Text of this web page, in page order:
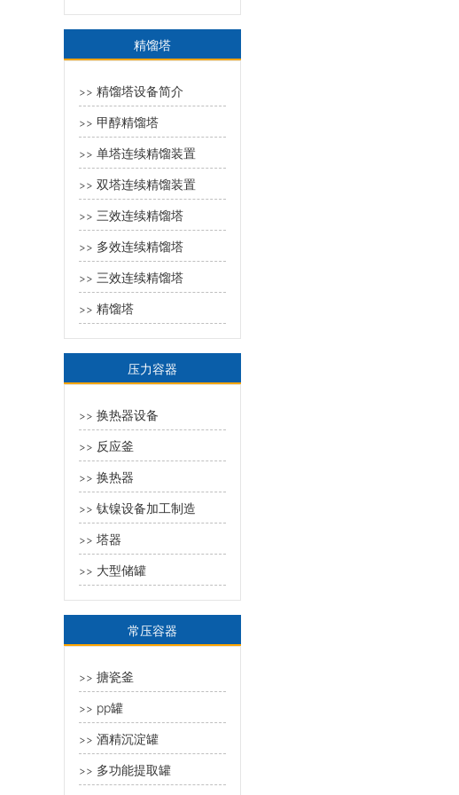
精馏塔
>> 精馏塔设备简介
>> 甲醇精馏塔
>> 单塔连续精馏装置
>> 双塔连续精馏装置
>> 三效连续精馏塔
>> 多效连续精馏塔
>> 三效连续精馏塔
>> 精馏塔
压力容器
>> 换热器设备
>> 反应釜
>> 换热器
>> 钛镍设备加工制造
>> 塔器
>> 大型储罐
常压容器
>> 搪瓷釜
>> pp罐
>> 酒精沉淀罐
>> 多功能提取罐